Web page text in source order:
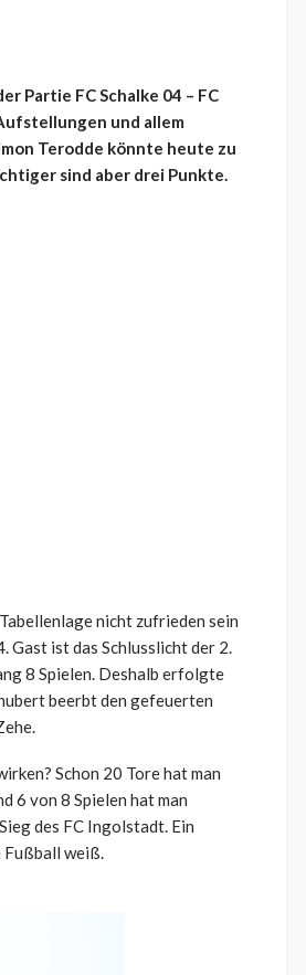
Partie FC Schalke 04 – FC
und allem
Terodde könnte heute zu
sind aber drei Punkte.
nicht zufrieden sein
Gast ist das Schlusslicht der 2.
8 Spielen. Deshalb erfolgte
beerbt den gefeuerten
Schon 20 Tore hat man
6 von 8 Spielen hat man
des FC Ingolstadt. Ein
Fußball weiß.